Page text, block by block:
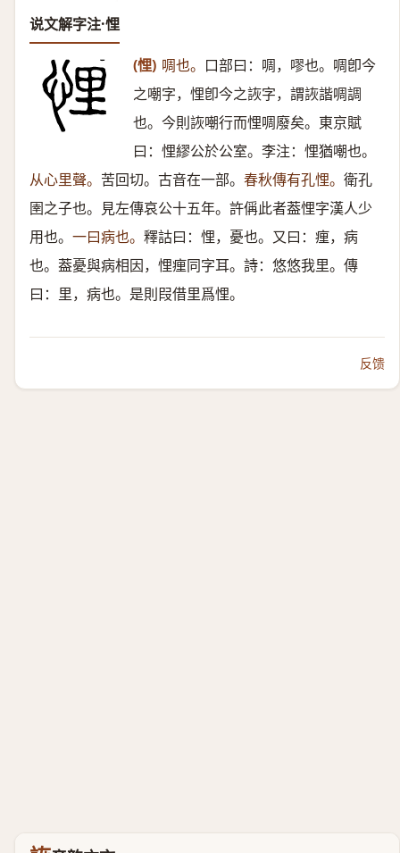
说文解字注·悝
(悝) 啁也。 口部曰：啁，嘐也。啁卽今
之嘲字，悝卽今之詼字，謂詼諧啁調
也。今則詼嘲行而悝啁廢矣。東京賦
曰：悝繆公於公室。李注：悝猶嘲也。
从心里聲。 苦回切。古音在一部。 春秋傳有孔悝。 衛孔
圉之子也。見左傳哀公十五年。許偁此者葢悝字漢人少
用也。 一曰病也。 釋詁曰：悝，憂也。又曰：㾖，病
也。葢憂與病相因，悝㾖同字耳。詩：悠悠我里。傳
曰：里，病也。是則叚借里爲悝。
反馈